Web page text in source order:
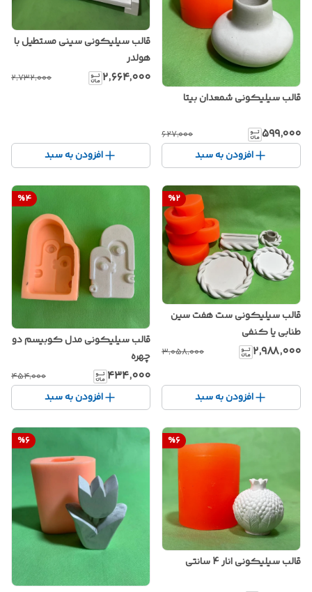
قالب سیلیکونی شمعدان بیتا
۵۹۹٬۰۰۰ ۶۲۷٬۰۰۰
افزودن به سبد
قالب سیلیکونی سینی مستطیل با
هولدر
۲٬۶۶۴٬۰۰۰ ۲٬۷۳۲٬۰۰۰
افزودن به سبد
%2
قالب سیلیکونی ست هفت سین
طنابی یا کنفی
۲٬۹۸۸٬۰۰۰ ۳٬۰۵۸٬۰۰۰
افزودن به سبد
%4
قالب سیلیکونی مدل کوبیسم دو
چهره
۴۳۴٬۰۰۰ ۴۵۴٬۰۰۰
افزودن به سبد
%6
قالب سیلیکونی انار 4 سانتی
%6